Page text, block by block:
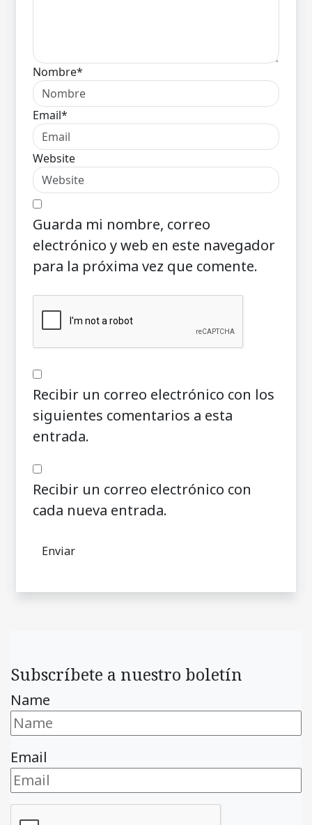
Nombre*
Email*
Website
Guarda mi nombre, correo
electrónico y web en este navegador
para la próxima vez que comente.
Recibir un correo electrónico con los
siguientes comentarios a esta
entrada.
Recibir un correo electrónico con
cada nueva entrada.
Subscríbete a nuestro boletín
Name
Email